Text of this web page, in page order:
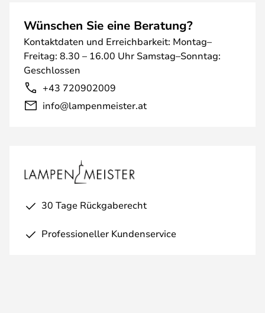
Wünschen Sie eine Beratung?
Kontaktdaten und Erreichbarkeit: Montag–
Freitag: 8.30 – 16.00 Uhr Samstag–Sonntag:
Geschlossen
+43 720902009
info@lampenmeister.at
30 Tage Rückgaberecht
Professioneller Kundenservice